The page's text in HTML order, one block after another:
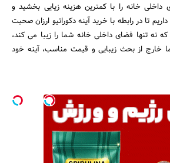
خانه را با کمترین هزینه زیایی بخشید و
تا در رابطه با خرید آینه دکوراتیو ارزان صحبت
نه تنها فضای داخلی خانه شما را زیبا می کند،
خارج از بحث زیبایی و قیمت مناسب، آینه خود